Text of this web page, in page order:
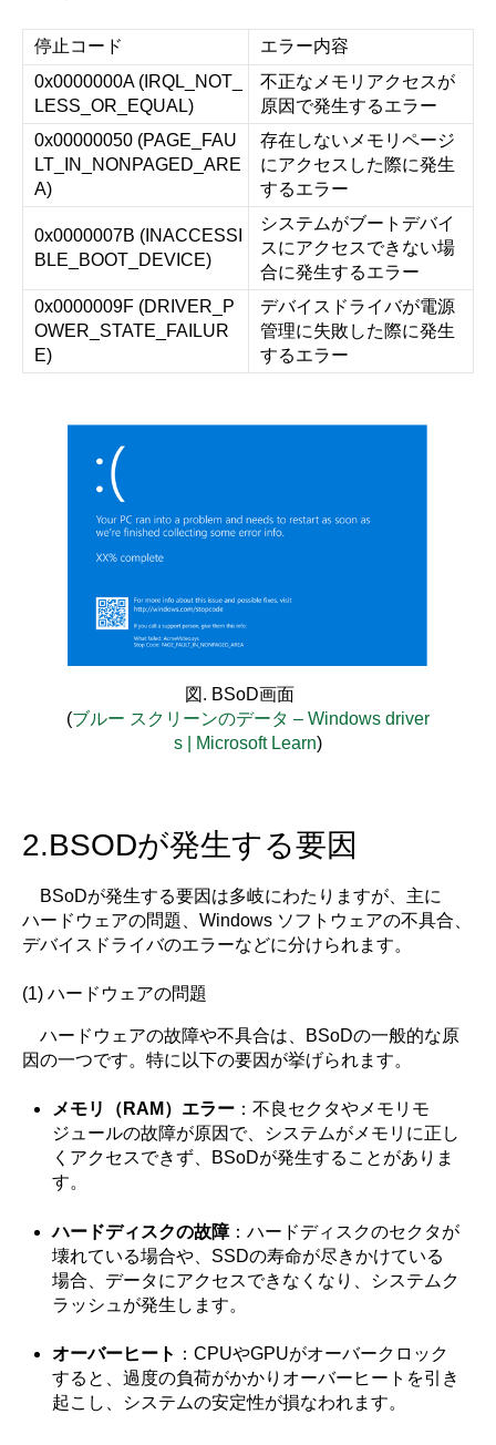
停止コード
エラー内容
0x0000000A (IRQL_NOT_
LESS_OR_EQUAL)
不正なメモリアクセスが
原因で発生するエラー
0x00000050 (PAGE_FAU
LT_IN_NONPAGED_ARE
A)
存在しないメモリページ
にアクセスした際に発生
するエラー
0x0000007B (INACCESSI
BLE_BOOT_DEVICE)
システムがブートデバイ
スにアクセスできない場
合に発生するエラー
0x0000009F (DRIVER_P
OWER_STATE_FAILUR
E)
デバイスドライバが電源
管理に失敗した際に発生
するエラー
図. BSoD画面
(ブルー スクリーンのデータ – Windows driver
s | Microsoft Learn)
2.BSODが発生する要因
BSoDが発生する要因は多岐にわたりますが、主に
ハードウェアの問題、Windows ソフトウェアの不具合、
デバイスドライバのエラーなどに分けられます。
(1) ハードウェアの問題
ハードウェアの故障や不具合は、BSoDの一般的な原
因の一つです。特に以下の要因が挙げられます。
メモリ（RAM）エラー ：不良セクタやメモリモ
ジュールの故障が原因で、システムがメモリに正し
くアクセスできず、BSoDが発生することがありま
す。
ハードディスクの故障：ハードディスクのセクタが
壊れている場合や、SSDの寿命が尽きかけている
場合、データにアクセスできなくなり、システムク
ラッシュが発生します。
オーバーヒート ：CPUやGPUがオーバークロック
すると、過度の負荷がかかりオーバーヒートを引き
起こし、システムの安定性が損なわれます。